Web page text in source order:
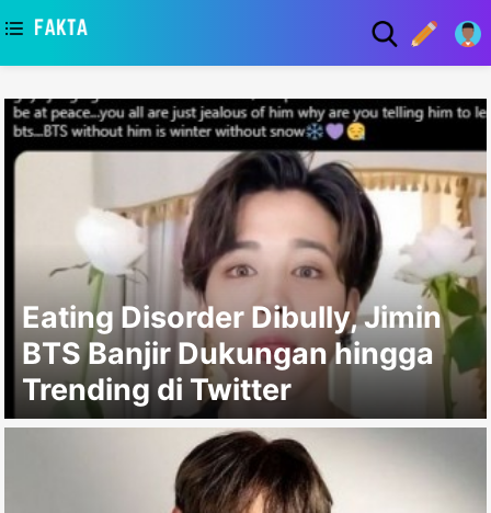
Eating Disorder Dibully, Jimin
BTS Banjir Dukungan hingga
Trending di Twitter